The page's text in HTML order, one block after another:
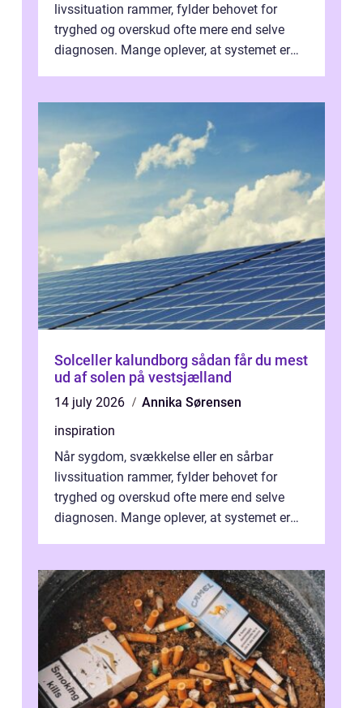
livssituation rammer, fylder behovet for
tryghed og overskud ofte mere end selve
diagnosen. Mange oplever, at systemet er
Solceller kalundborg sådan får du mest
ud af solen på vestsjælland
14 july 2026
Annika Sørensen
inspiration
Når sygdom, svækkelse eller en sårbar
livssituation rammer, fylder behovet for
tryghed og overskud ofte mere end selve
diagnosen. Mange oplever, at systemet er